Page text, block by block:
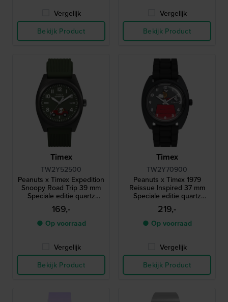
Vergelijk
Bekijk Product
Vergelijk
Bekijk Product
Timex
TW2Y52500
Peanuts x Timex Expedition
Snoopy Road Trip 39 mm
Speciale editie quartz
horloge met Snoopy
wijzerplaat
169,-
● Op voorraad
Vergelijk
Bekijk Product
Timex
TW2Y70900
Peanuts x Timex 1979
Reissue Inspired 37 mm
Speciale editie quartz
horloge met Snoopy
wijzerplaat
219,-
● Op voorraad
Vergelijk
Bekijk Product